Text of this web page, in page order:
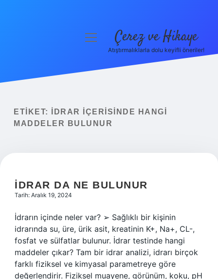
Yasal Uyarı
menüyü Çerez ve Hikaye
Atıştırmalıklarla dolu keyifli öneriler!
ETIKET:
İDRAR IÇERISINDE HANGI
MADDELER BULUNUR
İDRAR DA NE BULUNUR
Tarih: Aralık 19, 2024
İdrarın içinde neler var? ➢ Sağlıklı bir kişinin
idrarında su, üre, ürik asit, kreatinin K+, Na+, CL-,
fosfat ve sülfatlar bulunur. İdrar testinde hangi
maddeler çıkar? Tam bir idrar analizi, idrarı birçok
farklı fiziksel ve kimyasal parametreye göre
değerlendirir. Fiziksel muayene, görünüm, koku, pH